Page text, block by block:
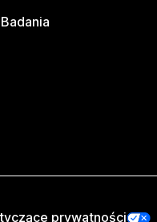
Badania
prywatności